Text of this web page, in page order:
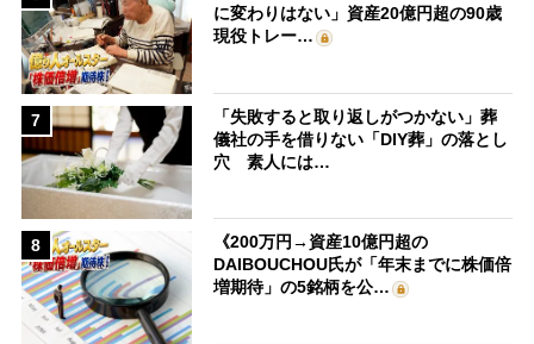
に変わりはない」資産20億円超の90歳
現役トレー…
7
「失敗すると取り返しがつかない」葬
儀社の手を借りない「DIY葬」の落とし
穴 素人には…
8
《200万円→資産10億円超の
DAIBOUCHOU氏が「年末までに株価倍
増期待」の5銘柄を公…